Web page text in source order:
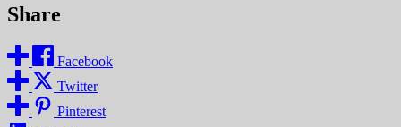
Share
Facebook
Twitter
Pinterest